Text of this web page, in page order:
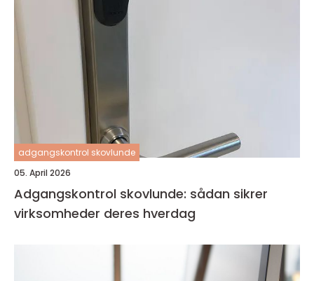
adgangskontrol skovlunde
05. April 2026
Adgangskontrol skovlunde: sådan sikrer
virksomheder deres hverdag